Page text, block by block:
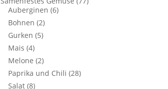
Auberginen (6)
Bohnen (2)
Gurken (5)
Mais (4)
Melone (2)
Paprika und Chili (28)
Salat (8)